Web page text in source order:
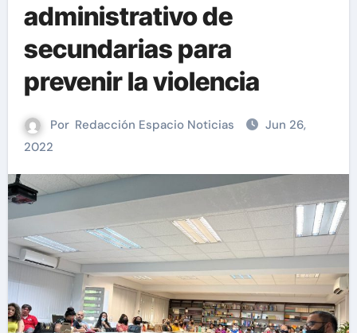
administrativo de
secundarias para
prevenir la violencia
Por Redacción Espacio Noticias
Jun 26,
2022